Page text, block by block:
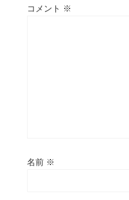
コメント ※
名前 ※